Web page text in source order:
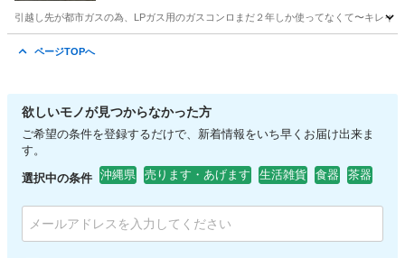
引越し先が都市ガスの為、LPガス用のガスコンロまだ２年しか使ってなくて〜キレイ
ページTOPへ
欲しいモノが見つからなかった方
ご希望の条件を登録するだけで、新着情報をいち早くお届け出来ま
す。
選択中の条件 沖縄県 売ります・あげます 生活雑貨 食器 茶器